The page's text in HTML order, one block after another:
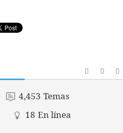
4,453 Temas
18 En línea